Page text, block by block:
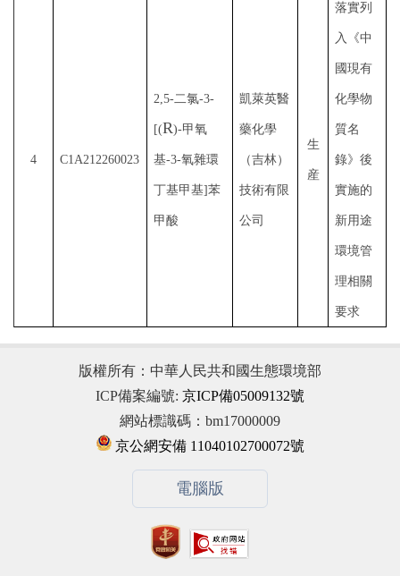
4 C1A212260023
2,5-二氯-3-
[(R)-甲氧
基-3-氧雜環
丁基甲基]苯
甲酸
凱萊英醫
藥化學
（吉林）
技術有限
公司
生
産
落實列
入《中
國現有
化學物
質名
錄》後
實施的
新用途
環境管
理相關
要求
版權所有：中華人民共和國生態環境部
ICP備案編號: 京ICP備05009132號
網站標識碼：bm17000009
京公網安備 11040102700072號
電腦版